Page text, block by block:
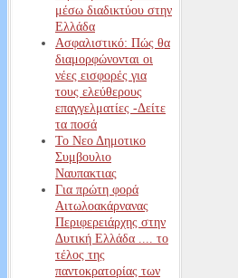
μέσω διαδικτύου στην
Ελλάδα
Ασφαλιστικό: Πώς θα
διαμορφώνονται οι
νέες εισφορές για
τους ελεύθερους
επαγγελματίες -Δείτε
τα ποσά
Το Νεο Δημοτικο
Συμβουλιο
Ναυπακτιας
Για πρώτη φορά
Αιτωλοακάρνανας
Περιφερειάρχης στην
Δυτική Ελλάδα .... το
τέλος της
παντοκρατορίας των